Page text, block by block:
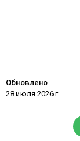
Обновлено
28 июля 2026 г.